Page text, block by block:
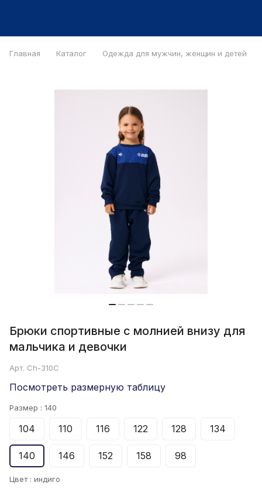
Главная Каталог Одежда для мужчин, женщин и детей
Брюки спортивные с молнией внизу для
мальчика и девочки
Арт. Ch-310C
Посмотреть размерную таблицу
Размер : 140
104 110 116 122 128 134
140 146 152 158 98
Цвет : индиго